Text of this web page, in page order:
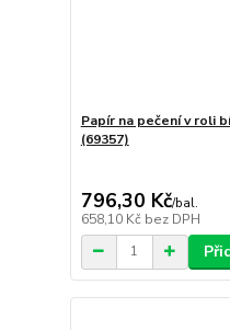
Papír na pečení v roli
(69357)
796,30 Kč/bal.
658,10 Kč bez DPH